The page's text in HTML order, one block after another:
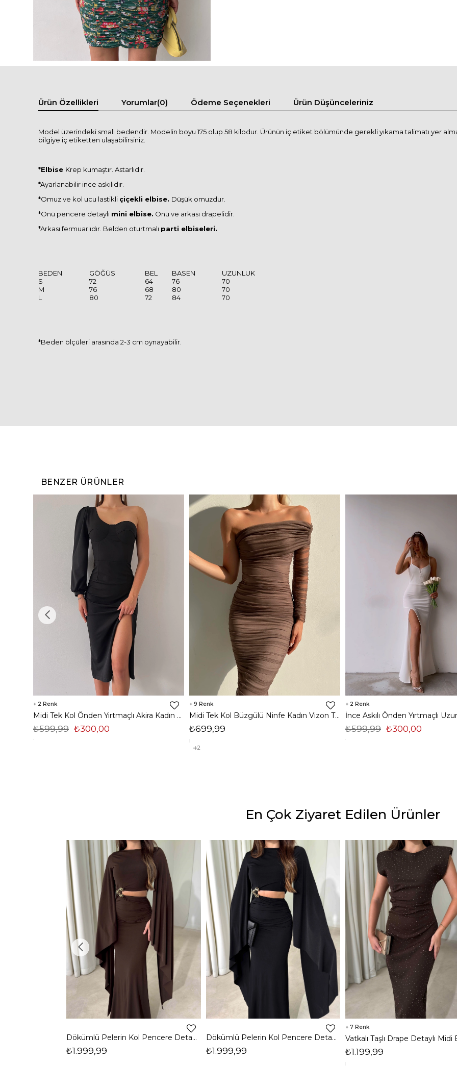
Ürün Özellikleri Yorumlar(0) Ödeme Seçenekleri Ürün Düşünceleriniz
Model üzerindeki small bedendir. Modelin boyu 175 olup 58 kilodur. Ürünün iç etiket bölümünde gerekli yıkama talimatı yer
bilgiye iç etiketten ulaşabilirsiniz.
*Elbise Krep kumaştır. Astarlıdır.
*Ayarlanabilir ince askılıdır.
*Omuz ve kol ucu lastikli çiçekli elbise. Düşük omuzdur.
*Önü pencere detaylı mini elbise. Önü ve arkası drapelidir.
*Arkası fermuarlıdır. Belden oturtmalı parti elbiseleri.
BEDEN GÖĞÜS BEL BASEN
UZUNLUK
S
72 64 76
70
M
76 68 80
70
L
80 72 84 70
*Beden ölçüleri arasında 2-3 cm oynayabilir.
BENZER ÜRÜNLER
2
Midi Tek Kol Önden Yırtmaçlı Akira Kadın Siyah Elbise 22K000228
₺300,00
₺599,99
9
Midi Tek Kol Büzgülü Ninfe Kadın Vizon Tül Elbise 22K000524
₺699,99
2
2
₺300,00
₺599,99
En Çok Ziyaret Edilen Ürünler
Dökümlü Pelerin Kol Pencere Detaylı Maxi Kahverengi Arlev Kadın Elbise 26Y511
₺1.999,99
Dökümlü Pelerin Kol Pencere Detaylı Maxi Siyah Arlev Kadın Elbise 26Y511
₺1.999,99
7
₺1.199,99